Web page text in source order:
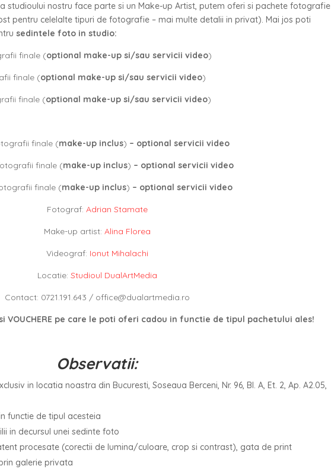
studioului nostru face parte si un Make-up Artist, putem oferi si pachete fotografie
pentru celelalte tipuri de fotografie – mai multe detalii in privat). Mai jos poti
sedintele foto in studio:
finale (optional make-up si/sau servicii video)
finale (optional make-up si/sau servicii video)
finale (optional make-up si/sau servicii video)
finale (make-up inclus) – optional servicii video
finale (make-up inclus) – optional servicii video
finale (make-up inclus) – optional servicii video
Fotograf: Adrian Stamate
Make-up artist: Alina Florea
Videograf: Ionut Mihalachi
Locatie: Studioul DualArtMedia
Contact: 0721.191.643 / office@dualartmedia.ro
VOUCHERE pe care le poti oferi cadou in functie de tipul pachetului ales!
Observatii:
in locatia noastra din Bucuresti, Soseaua Berceni, Nr. 96, Bl. A, Et. 2, Ap. A2.05,
functie de tipul acesteia
in decursul unei sedinte foto
procesate (corectii de lumina/culoare, crop si contrast), gata de print
galerie privata